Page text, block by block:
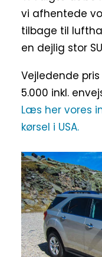
vi afhentede
tilbage til
en dejlig stor
Vejledende pris
5.000 inkl.
Læs her vores
kørsel i USA.